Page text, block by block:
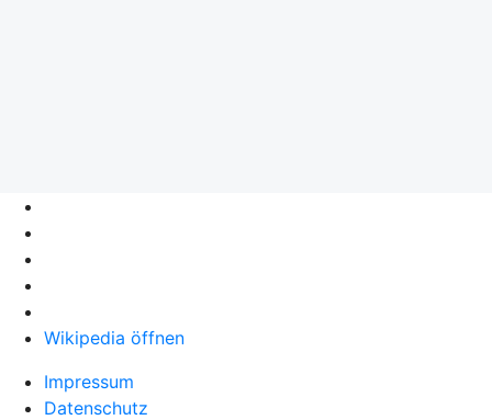
Wikipedia öffnen
Impressum
Datenschutz